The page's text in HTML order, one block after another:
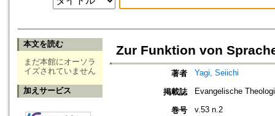
本文を読む
まだ本館にオーソラ
イズされていません
加えサービス
Zur Funktion von
著者 Yagi, Seiichi
掲載誌 Evangelische
巻号 v.53 n.2